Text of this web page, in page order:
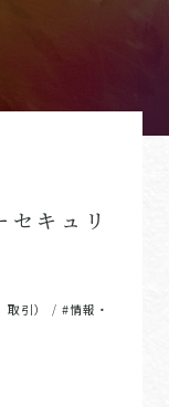
セキュリ
引） /#情報・